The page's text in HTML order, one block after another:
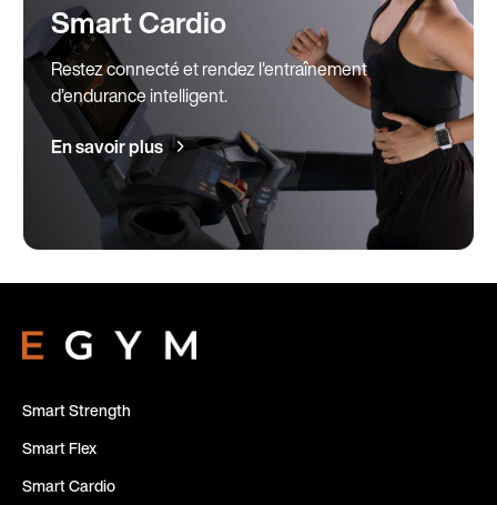
Smart Cardio
Restez connecté et rendez l'entraînement
d’endurance intelligent.
En savoir plus
Smart Strength
Smart Flex
Smart Cardio